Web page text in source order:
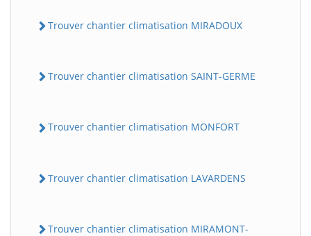
Trouver chantier climatisation MIRADOUX
Trouver chantier climatisation SAINT-GERME
Trouver chantier climatisation MONFORT
Trouver chantier climatisation LAVARDENS
Trouver chantier climatisation MIRAMONT-